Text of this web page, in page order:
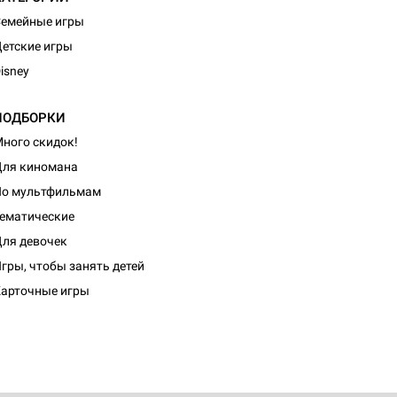
игры
игры
скидок!
киномана
мультфильмам
девочек
чтобы занять детей
игры